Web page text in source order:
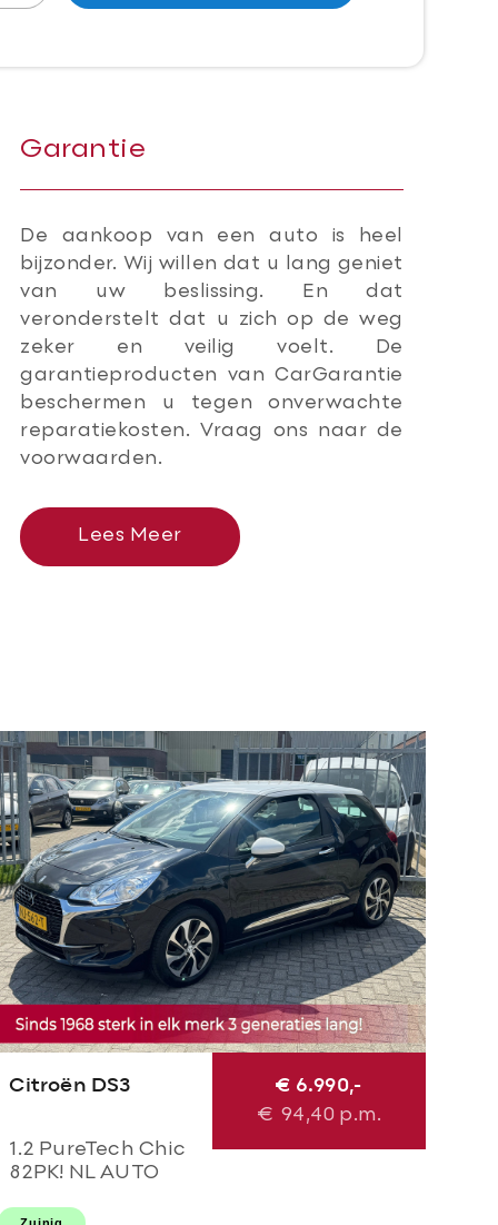
Garantie
De aankoop van een auto is heel
bijzonder. Wij willen dat u lang geniet
van uw beslissing. En dat
veronderstelt dat u zich op de weg
zeker en veilig voelt. De
garantieproducten van CarGarantie
beschermen u tegen onverwachte
reparatiekosten. Vraag ons naar de
voorwaarden.
Lees Meer
Citroën DS3
1.2 PureTech Chic
82PK! NL AUTO
TOPSTAAT! Airco l
€ 6.990,-
€94,40 p.m.